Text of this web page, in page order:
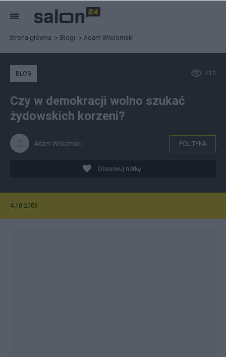
Strona główna Blogi Adam Wielomski
412
BLOG
Czy w demokracji wolno szukać
żydowskich korzeni?
Adam Wielomski POLITYKA
Obserwuj notkę
4.10.2009